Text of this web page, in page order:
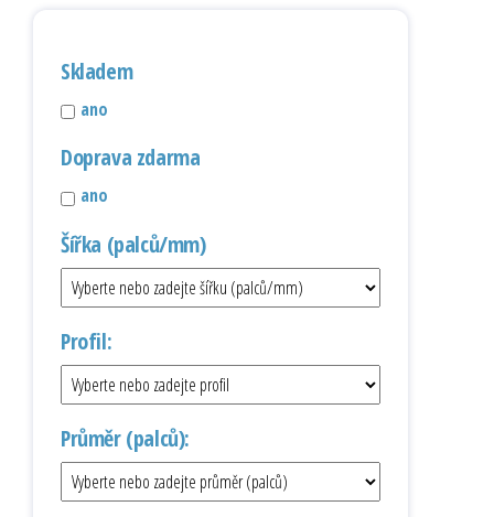
Skladem
ano
Doprava zdarma
ano
Šířka (palců/mm)
Profil:
Průměr (palců):